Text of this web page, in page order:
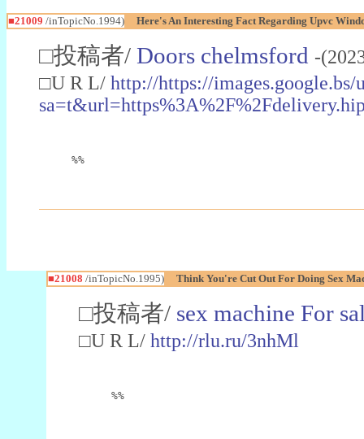
■21009 /inTopicNo.1994) Here's An Interesting Fact Regarding Upvc
□投稿者/ Doors chelmsford -
□U R L/ http://https://images.google.bs/
%%
■21008 /inTopicNo.1995) Think You're Cut Out For Doing Sex
□投稿者/ sex machine For
□U R L/ http://rlu.ru/3nhMl
%%